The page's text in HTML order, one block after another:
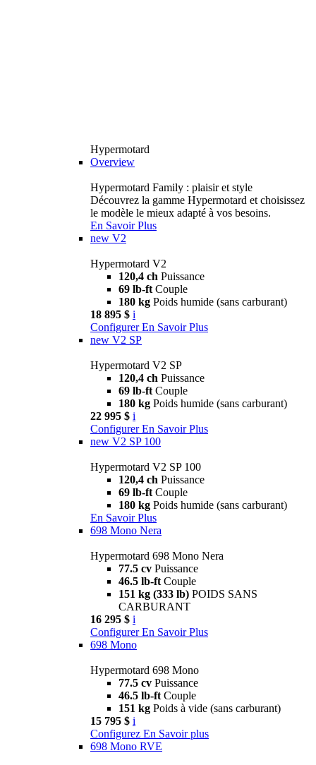
Hypermotard
Overview
Hypermotard Family : plaisir et style
Découvrez la gamme Hypermotard et choisissez
le modèle le mieux adapté à vos besoins.
En Savoir Plus
new V2
Hypermotard V2
120,4 ch Puissance
69 lb-ft Couple
180 kg Poids humide (sans carburant)
18 895 $ i
Configurer En Savoir Plus
new V2 SP
Hypermotard V2 SP
120,4 ch Puissance
69 lb-ft Couple
180 kg Poids humide (sans carburant)
22 995 $ i
Configurer En Savoir Plus
new V2 SP 100
Hypermotard V2 SP 100
120,4 ch Puissance
69 lb-ft Couple
180 kg Poids humide (sans carburant)
En Savoir Plus
698 Mono Nera
Hypermotard 698 Mono Nera
77.5 cv Puissance
46.5 lb-ft Couple
151 kg (333 lb) POIDS SANS
CARBURANT
16 295 $ i
Configurer En Savoir Plus
698 Mono
Hypermotard 698 Mono
77.5 cv Puissance
46.5 lb-ft Couple
151 kg Poids à vide (sans carburant)
15 795 $ i
Configurez En Savoir plus
698 Mono RVE